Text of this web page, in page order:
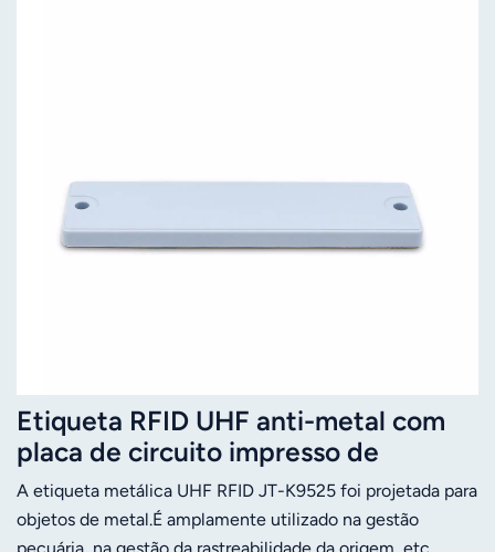
Etiqueta RFID UHF anti-metal com
placa de circuito impresso de
95*25mm, 860-960MHz, JT-K9525
A etiqueta metálica UHF RFID JT-K9525 foi projetada para
objetos de metal.É amplamente utilizado na gestão